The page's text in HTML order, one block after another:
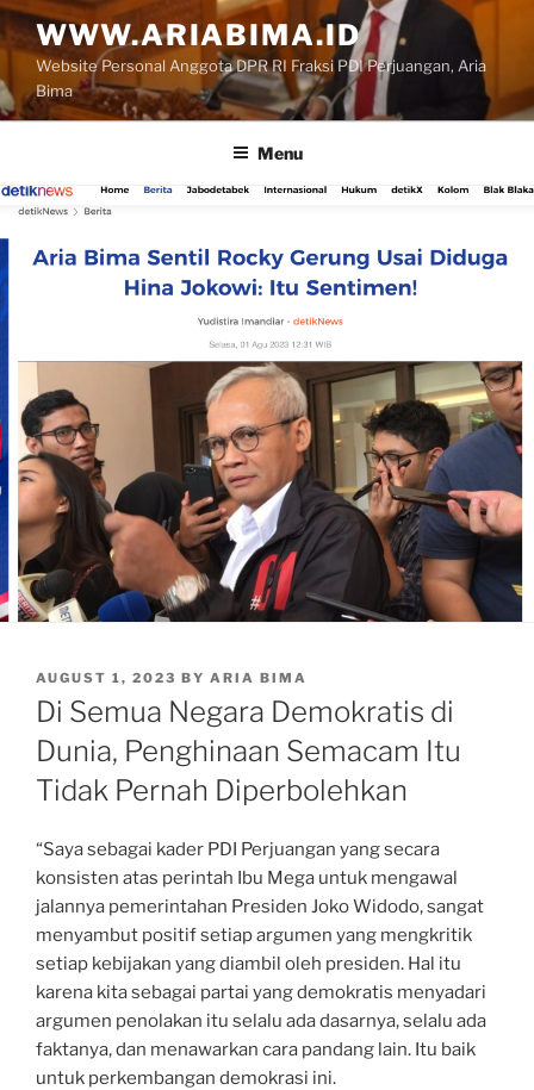
Skip
to
content
WWW.ARIABIMA.ID
Website Personal Anggota DPR RI Fraksi PDI Perjuangan, Aria
Bima
Menu
POSTED
ON
AUGUST 1, 2023 BY ARIA BIMA
Di Semua Negara Demokratis di
Dunia, Penghinaan Semacam Itu
Tidak Pernah Diperbolehkan
“Saya sebagai kader PDI Perjuangan yang secara
konsisten atas perintah Ibu Mega untuk mengawal
jalannya pemerintahan Presiden Joko Widodo, sangat
menyambut positif setiap argumen yang mengkritik
setiap kebijakan yang diambil oleh presiden. Hal itu
karena kita sebagai partai yang demokratis menyadari
argumen penolakan itu selalu ada dasarnya, selalu ada
faktanya, dan menawarkan cara pandang lain. Itu baik
untuk perkembangan demokrasi ini.